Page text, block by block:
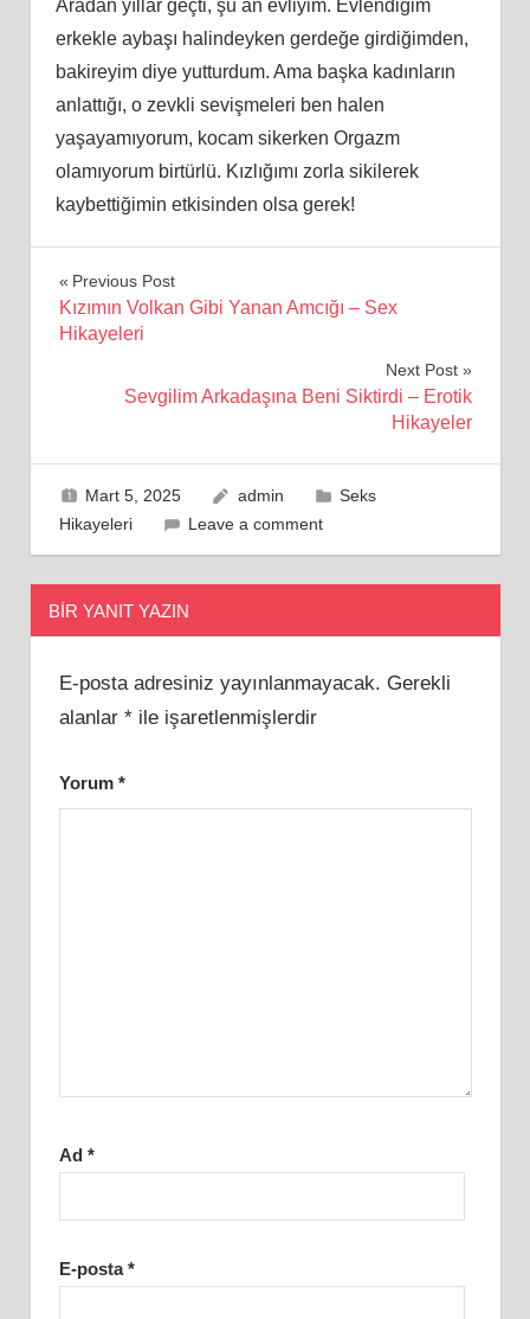
Aradan yıllar geçti, şu an evliyim. Evlendiğim
erkekle aybaşı halindeyken gerdeğe girdiğimden,
bakireyim diye yutturdum. Ama başka kadınların
anlattığı, o zevkli sevişmeleri ben halen
yaşayamıyorum, kocam sikerken Orgazm
olamıyorum birtürlü. Kızlığımı zorla sikilerek
kaybettiğimin etkisinden olsa gerek!
Yazı
gezinmesi
Previous Post
Kızımın Volkan Gibi Yanan Amcığı – Sex
Hikayeleri
Next Post
Sevgilim Arkadaşına Beni Siktirdi – Erotik
Hikayeler
Mart 5, 2025 admin
Seks
Hikayeleri
Leave a comment
BIR YANIT YAZIN
E-posta adresiniz yayınlanmayacak. Gerekli
alanlar *ile işaretlenmişlerdir
Yorum *
Ad *
E-posta*